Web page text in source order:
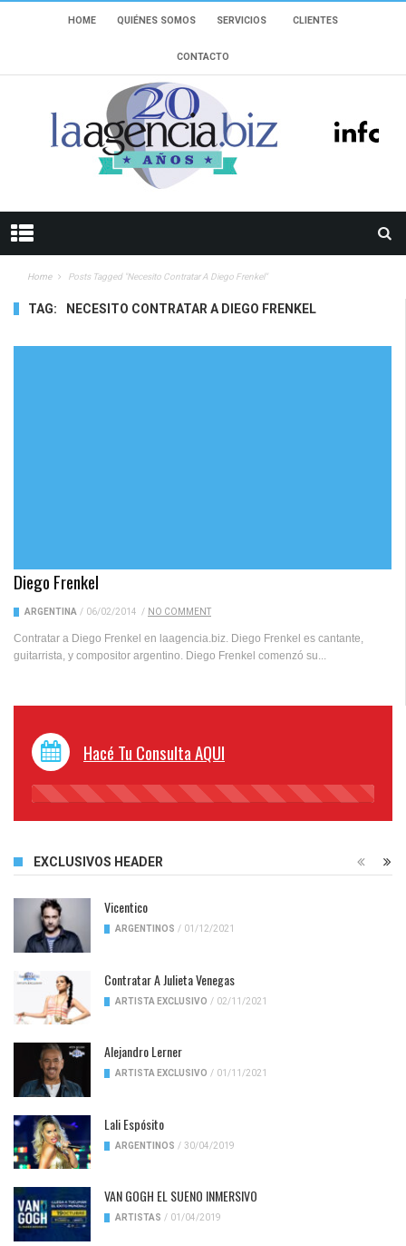
HOME QUIÉNES SOMOS SERVICIOS CLIENTES
CONTACTO
Home Posts Tagged "necesito Contratar A Diego Frenkel"
TAG: NECESITO CONTRATAR A DIEGO FRENKEL
Diego Frenkel
ARGENTINA / 06/02/2014 / NO COMMENT
Contratar a Diego Frenkel en laagencia.biz. Diego Frenkel es cantante,
guitarrista, y compositor argentino. Diego Frenkel comenzó su...
Hacé Tu Consulta AQUI
45%
EXCLUSIVOS HEADER
Vicentico
ARGENTINOS / 01/12/2021
Contratar A Julieta Venegas
ARTISTA EXCLUSIVO / 02/11/2021
Alejandro Lerner
ARTISTA EXCLUSIVO / 01/11/2021
Lali Espósito
ARGENTINOS / 30/04/2019
VAN GOGH EL SUENO INMERSIVO
ARTISTAS / 01/04/2019